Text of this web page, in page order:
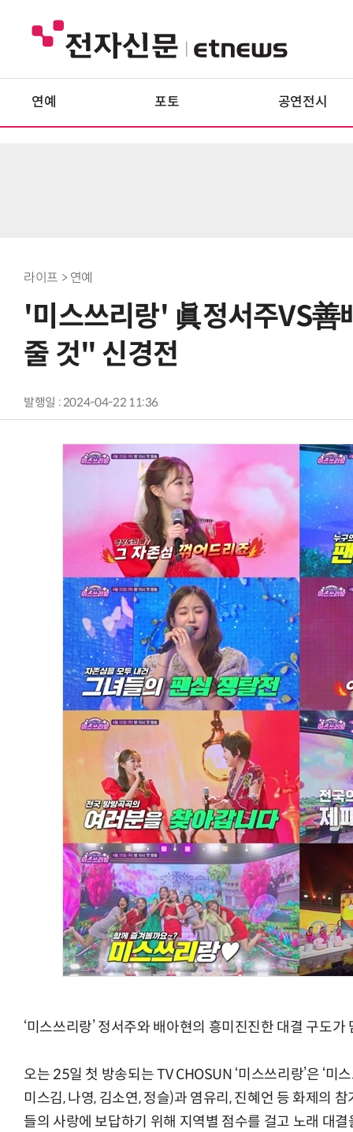
연예 포토 공연전시
라이프 > 연예
'미스쓰리랑' 眞정서주VS善
줄 것" 신경전
발행일 : 2024-04-22 11:36
‘미스쓰리랑’ 정서주와 배아현의 흥미진진한 대결 구도
오는 25일 첫 방송되는 TV CHOSUN ‘미스쓰리랑’은 ‘미
미스김, 나영, 김소연, 정슬)과 염유리, 진혜언 등 화제의
들의 사랑에 보답하기 위해 지역별 점수를 걸고 노래 대
AI Native Enterprise를 지원하는 AI Ready Data